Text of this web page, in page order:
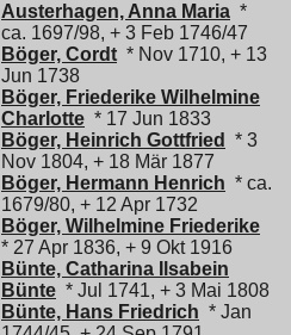
Austerhagen, Anna Maria *
ca. 1697/98, + 3 Feb 1746/47
Böger, Cordt * Nov 1710, + 13
Jun 1738
Böger, Friederike Wilhelmine
Charlotte * 17 Jun 1833
Böger, Heinrich Gottfried
* 3
Nov 1804, + 18 Mär 1877
Böger, Hermann Henrich * ca.
1679/80, + 12 Apr 1732
Böger, Wilhelmine Friederike
* 27 Apr 1836, + 9 Okt 1916
Bünte, Catharina Ilsabein
Bünte * Jul 1741, + 3 Mai 1808
Bünte, Hans Friedrich * Jan